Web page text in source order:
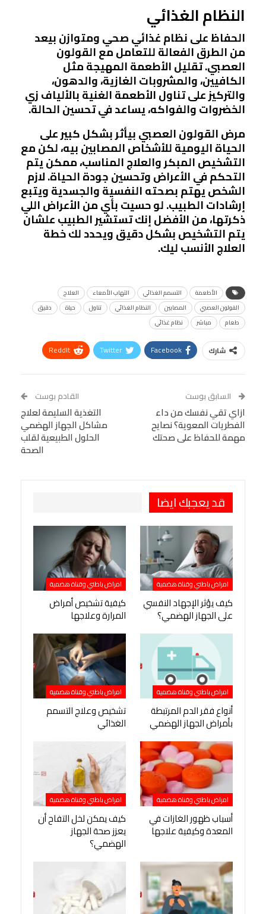
النظام الغذائي
الحفاظ على نظام غذائي صحي ومتوازن بيعد
من الطرق الفعالة للتعامل مع القولون
العصبي. تقليل الأطعمة المهيجة مثل
الكافيين، والمشروبات الغازية، والدهون،
والتركيز على تناول الأطعمة الغنية بالألياف زي
الخضروات والفواكه، يساعد في تحسين الحالة.
مرض القولون العصبي بيأثر بشكل كبير على
الحياة اليومية للأشخاص المصابين بيه، لكن مع
التشخيص المبكر والعلاج المناسب، ممكن يتم
التحكم في الأعراض وتحسين جودة الحياة. لازم
الشخص يهتم بصحته النفسية والجسدية ويتبع
إرشادات الطبيب. لو حسيت بأي من الأعراض اللي
ذكرتها، من الأفضل إنك تستشير الطبيب علشان
يتم التشخيص بشكل دقيق ويحدد لك خطة
العلاج الأنسب ليك.
الأطعمة التسمم الغذائي التهاب الأمعاء
العلاج
القولون العصبي
المصابين النظام الغذائي تناول حياة
دقيق
طعام
مباشر نظام غذائي
شارك Facebook
Twitter
ReddIt
Tumblr
البريد الإلكتروني
VK
Digg
LINE
BlackBerry
Viber
السابق بوست
ازاي تقي نفسك من داء
الفطريات المعوية؟ نصايح
مهمة للحفاظ على صحتك
القادم بوست
التغذية السليمة لعلاج
مشاكل الجهاز الهضمي
الحلول الطبيعية لقلب
الصحة
قد يعجبك ايضا
امراض باطني وقناة هضمية
كيف يؤثر الإجهاد النفسي
على الجهاز الهضمي؟
امراض باطني وقناة هضمية
كيفية تشخيص أمراض
المرارة وعلاجها
امراض باطني وقناة هضمية
أنواع فقر الدم المرتبطة
بأمراض الجهاز الهضمي
امراض باطني وقناة هضمية
تشخيص وعلاج التسمم
الغذائي
امراض باطني وقناة هضمية
أسباب ظهور الغازات في
المعدة وكيفية علاجها
امراض باطني وقناة هضمية
كيف يمكن لخل التفاح أن
يعزز صحة الجهاز
الهضمي؟